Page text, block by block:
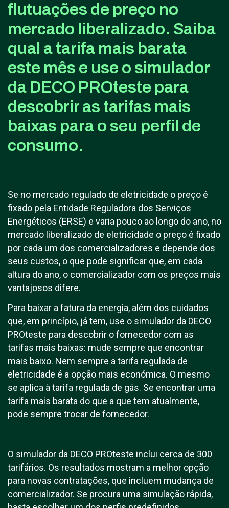
flutuações de preço no
mercado liberalizado. Saiba
qual a tarifa mais barata
este mês e use o simulador
da DECO PROteste para
descobrir as tarifas mais
baixas para o seu perfil de
consumo.
Se no mercado regulado de eletricidade o preço é
fixado pela Entidade Reguladora dos Serviços
Energéticos (ERSE) e varia pouco ao longo do ano, no
mercado liberalizado de eletricidade o preço é fixado
por cada um dos comercializadores e depende dos
seus custos, o que pode significar que, em cada
altura do ano, o comercializador com os preços mais
vantajosos difere.
Para baixar a fatura da energia, além dos cuidados
que, em princípio, já tem, use o simulador da DECO
PROteste para descobrir o fornecedor com as
tarifas mais baixas: mude sempre que encontrar
mais baixo. Nem sempre a tarifa regulada de
eletricidade é a opção mais económica. O mesmo
se aplica à tarifa regulada de gás. Se encontrar uma
tarifa mais barata do que a que tem atualmente,
pode sempre trocar de fornecedor.
O simulador da DECO PROteste inclui cerca de 300
tarifários. Os resultados mostram a melhor opção
para novas contratações, que incluem mudança de
comercializador. Se procura uma simulação rápida,